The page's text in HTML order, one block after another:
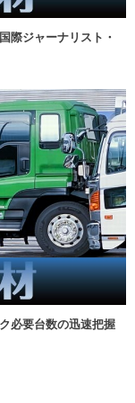
際ジャーナリスト・
必要台数の迅速把握